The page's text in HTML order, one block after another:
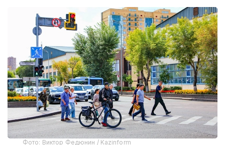
Фото: Виктор Федюнин / Kazinform